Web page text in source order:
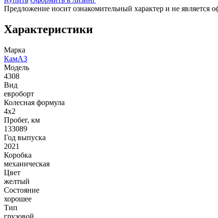
Предложение носит ознакомительный характер и не является
Характеристики
Марка
КамАЗ
Модель
4308
Вид
евроборт
Колесная формула
4x2
Пробег, км
133089
Год выпуска
2021
Коробка
механическая
Цвет
желтый
Состояние
хорошее
Тип
грузовой